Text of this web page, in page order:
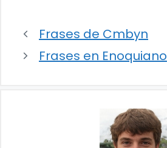
Frases de Cmbyn
Frases en Enoquiano